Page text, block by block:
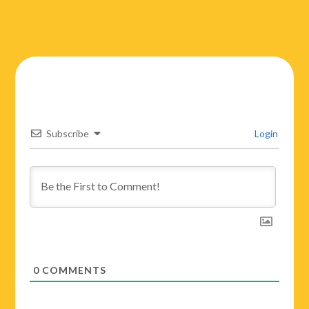
Subscribe Login
0 COMMENTS